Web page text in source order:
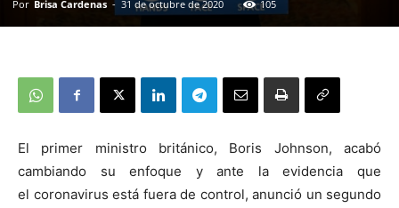
Por Brisa Cardenas - 31 de octubre de 2020 105
El primer ministro británico, Boris Johnson, acabó
cambiando su enfoque y ante la evidencia que
el coronavirus está fuera de control, anunció un segundo